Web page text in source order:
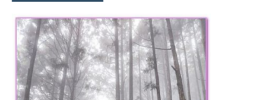
景
節
目
持、
吳